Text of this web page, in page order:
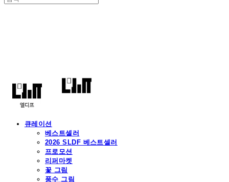
큐레이션
베스트셀러
2026 SLDF 베스트셀러
프로모션
리퍼마켓
꽃 그림
풍수 그림